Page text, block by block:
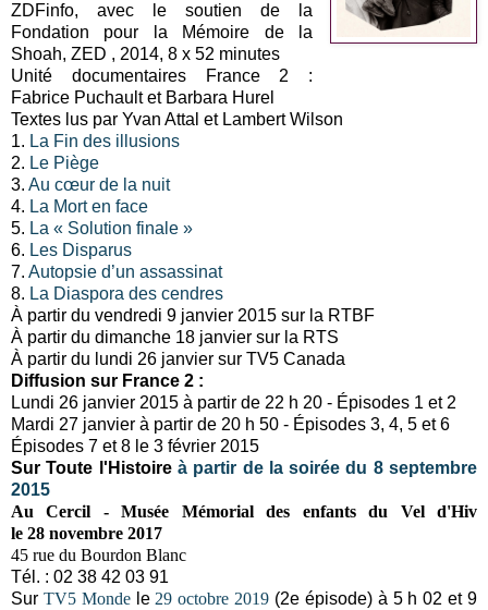
ZDFinfo, avec le soutien de la
Fondation pour la Mémoire de la
Shoah, ZED , 2014, 8 x 52 minutes
Unité documentaires France 2 :
Fabrice Puchault et Barbara Hurel
Textes lus par Yvan Attal et Lambert Wilson
1. La Fin des illusions
2. Le Piège
3. Au cœur de la nuit
4. La Mort en face
5. La « Solution finale »
6. Les Disparus
7. Autopsie d’un assassinat
8. La Diaspora des cendres
À partir du vendredi 9 janvier 2015 sur la RTBF
À partir du dimanche 18 janvier sur la RTS
À partir du lundi 26 janvier sur TV5 Canada
Diffusion sur France 2 :
Lundi 26 janvier 2015 à partir de 22 h 20 - Épisodes 1 et 2
Mardi 27 janvier à partir de 20 h 50 - Épisodes 3, 4, 5 et 6
Épisodes 7 et 8 le 3 février 2015
Sur Toute l'Histoire à partir de la soirée du 8 septembre
2015
Au Cercil - Musée Mémorial des enfants du Vel d'Hiv
le 28 novembre 2017
45 rue du Bourdon Blanc
Tél. : 02 38 42 03 91
Sur TV5 Mondele29 octobre 2019 (2e épisode) à 5 h 02 et 9